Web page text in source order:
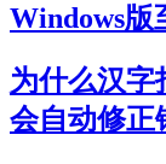
Windows版
为什么汉字
会自动修正